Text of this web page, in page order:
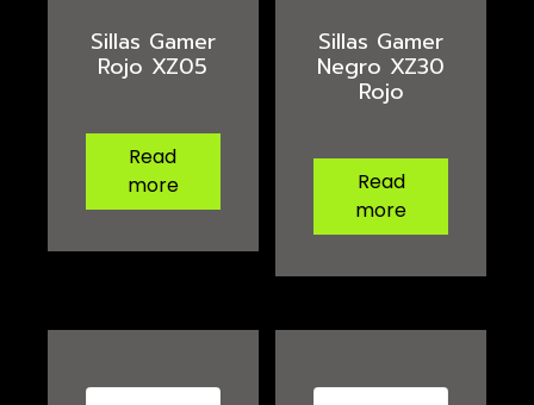
Sillas Gamer
Rojo XZ05
Read
more
Sillas Gamer
Negro XZ30
Rojo
Read
more